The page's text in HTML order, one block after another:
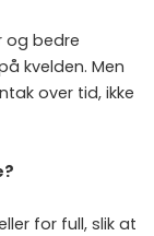
og bedre
kvelden. Men
over tid, ikke
for full, slik at